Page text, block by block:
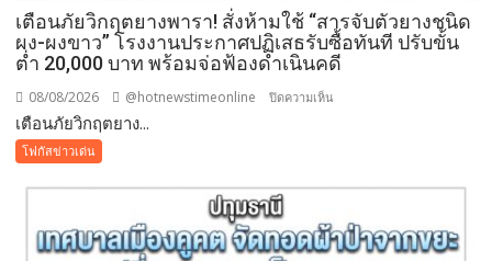
มหกรรม
พืช
สวน
เตือนภัยวิกฤตยางพารา! สั่งห้ามใช้ “สารจับตัวยางชนิด
ผง-ผงขาว” โรงงานประกาศปฏิเสธรับซื้อทันที ปรับขั้น
ต่ำ 20,000 บาท พร้อมจ่อฟ้องดำเนินคดี
08/08/2026 @hotnewstimeonline ปิดความเห็น
ยางพารา!
ห้าม
เตือนภัยวิกฤตยาง...
โฟกัสข่าวเด่น